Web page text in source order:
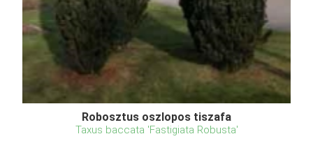
Robosztus oszlopos tiszafa
Taxus baccata 'Fastigiata Robusta'